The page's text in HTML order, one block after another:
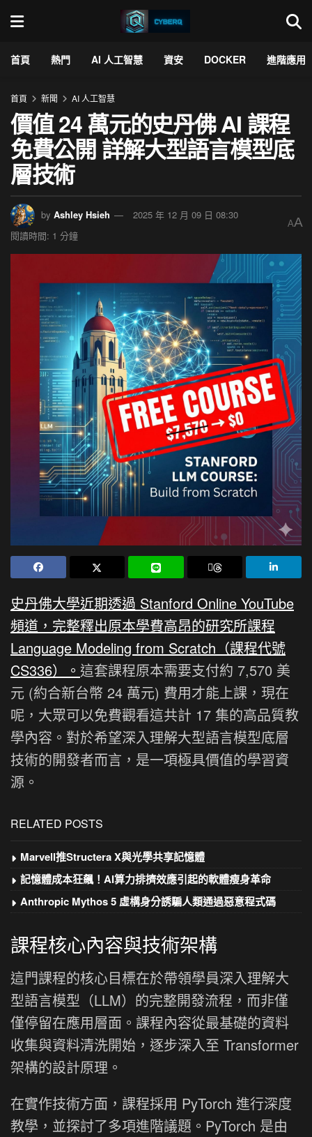
首頁 熱門 AI 人工智慧 資安 DOCKER 進階應用
首頁 新聞 AI 人工智慧
價值 24 萬元的史丹佛 AI 課程
免費公開 詳解大型語言模型底
層技術
by Ashley Hsieh
2025 年 12 月 09 日 08:30
閱讀時間: 1 分鐘
AA
史丹佛大學近期透過 Stanford Online YouTube
頻道，完整釋出原本學費高昂的研究所課程
Language Modeling from Scratch（課程代號
CS336）。 這套課程原本需要支付約 7,570 美
元 (約合新台幣 24 萬元) 費用才能上課，現在
呢，大眾可以免費觀看這共計 17 集的高品質教
學內容。對於希望深入理解大型語言模型底層
技術的開發者而言，是一項極具價值的學習資
源。
RELATED POSTS
Marvell推Structera X與光學共享記憶體
記憶體成本狂飆！AI算力排擠效應引起的軟體瘦身革命
Anthropic Mythos 5 虛構身分誘騙人類通過惡意程式碼
課程核心內容與技術架構
這門課程的核心目標在於帶領學員深入理解大
型語言模型（LLM）的完整開發流程，而非僅
僅停留在應用層面。課程內容從最基礎的資料
收集與資料清洗開始，逐步深入至 Transformer
架構的設計原理。
在實作技術方面，課程採用 PyTorch 進行深度
教學，並探討了多項進階議題。PyTorch 是由